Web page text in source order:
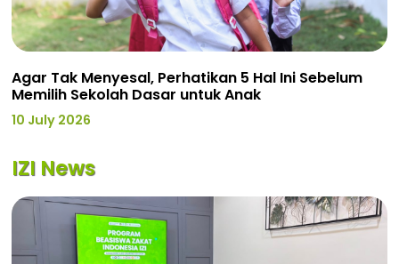
Agar Tak Menyesal, Perhatikan 5 Hal Ini Sebelum
Memilih Sekolah Dasar untuk Anak
10 July 2026
IZI News